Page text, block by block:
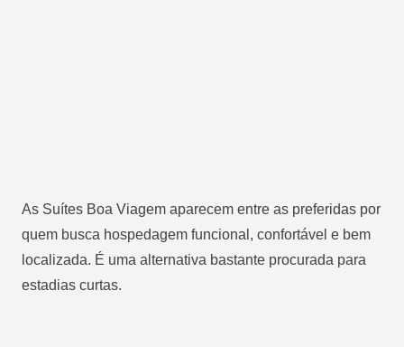
As Suítes Boa Viagem aparecem entre as preferidas por
quem busca hospedagem funcional, confortável e bem
localizada. É uma alternativa bastante procurada para
estadias curtas.